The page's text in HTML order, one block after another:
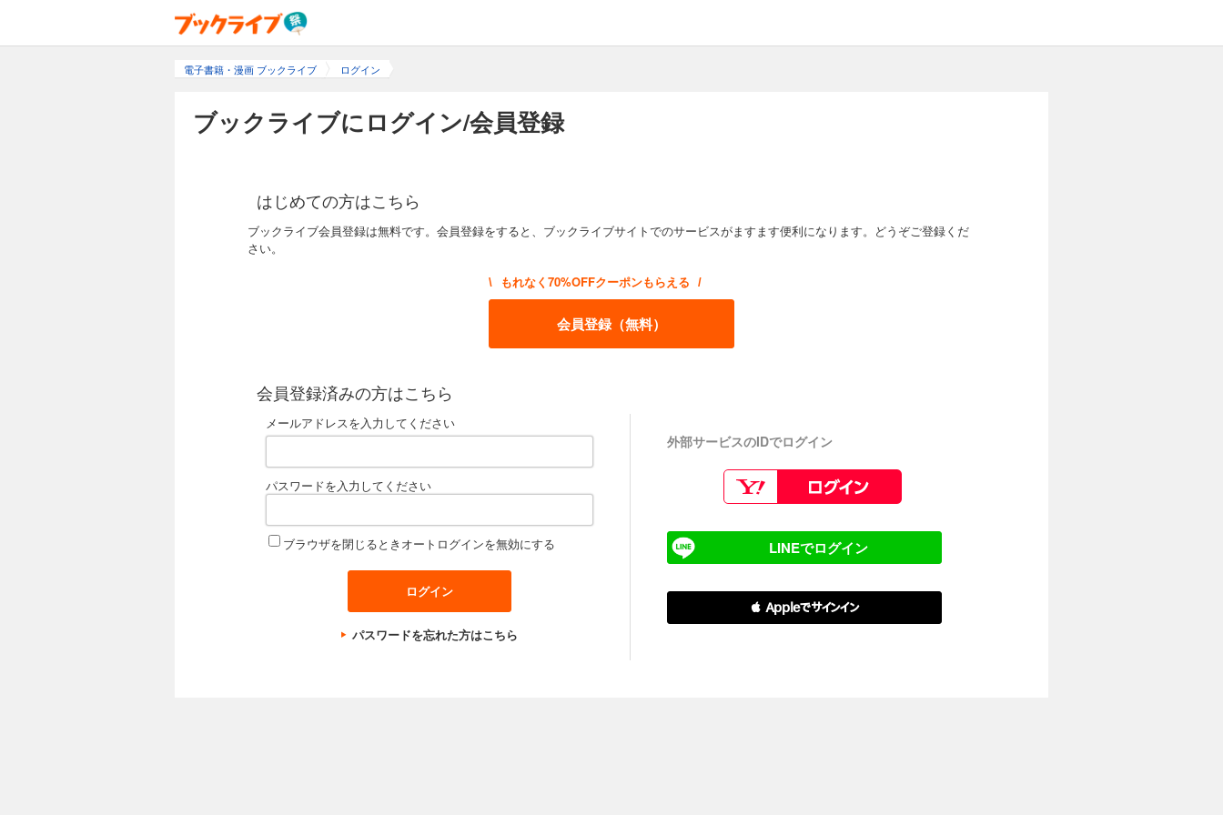
電子書籍・漫画 ブックライブ ログイン
ブックライブにログイン/会員登録
はじめての方はこちら
ブックライブ会員登録は無料です。会員登録をすると、ブックライブサイトでのサービスがますます便利になります。どうぞご登録くだ
さい。
\ もれなく70%OFFクーポンもらえる /
会員登録（無料）
会員登録済みの方はこちら
メールアドレスを入力してください
パスワードを入力してください
ブラウザを閉じるときオートログインを無効にする
パスワードを忘れた方はこちら
外部サービスのIDでログイン
LINEでログイン
 Appleでサインイン